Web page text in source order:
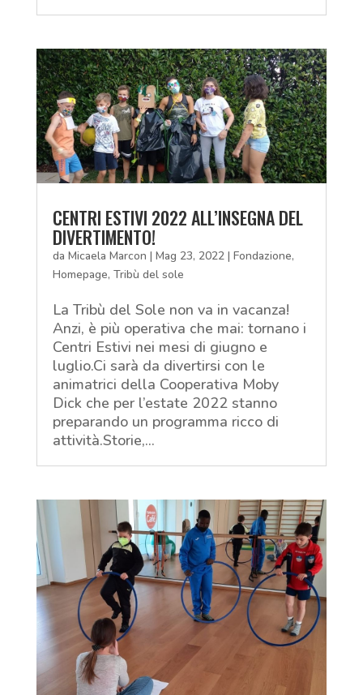
CENTRI ESTIVI 2022 ALL’INSEGNA DEL
DIVERTIMENTO!
da Micaela Marcon | Mag 23, 2022| Fondazione,
Homepage, Tribù del sole
La Tribù del Sole non va in vacanza!
Anzi, è più operativa che mai: tornano i
Centri Estivi nei mesi di giugno e
luglio.Ci sarà da divertirsi con le
animatrici della Cooperativa Moby
Dick che per l’estate 2022 stanno
preparando un programma ricco di
attività.Storie,...